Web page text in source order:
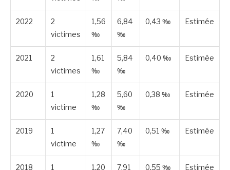
2022
2
victimes
1,56
‰
6,84
‰
0,43 ‰ Estimée
2021
2
victimes
1,61
‰
5,84
‰
0,40 ‰ Estimée
2020
1
victime
1,28
‰
5,60
‰
0,38 ‰ Estimée
2019
1
victime
1,27
‰
7,40
‰
0,51 ‰ Estimée
2018
1
1,20
7,91
0,55 ‰ Estimée